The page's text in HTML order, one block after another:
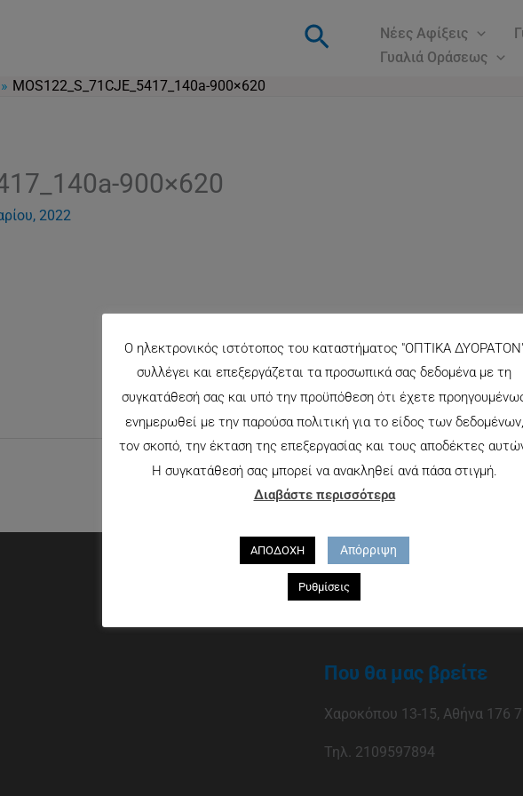
Αναζήτηση
Νέες Αφίξεις
Γυαλιά Οράσεως
MOS122_S_71CJE_5417_140a-900×620
900×620
2022
Που θα μας βρείτε
Χαροκόπου 13-15, Αθήνα 176
Τηλ. 2109597894
Ο ηλεκτρονικός ιστότοπος του καταστήματος "ΟΠΤΙΚΑ
συλλέγει και επεξεργάζεται τα προσωπικά σας δεδομένα με τη
συγκατάθεσή σας και υπό την προϋπόθεση ότι έχετε
ενημερωθεί με την παρούσα πολιτική για το είδος των δεδομένων,
τον σκοπό, την έκταση της επεξεργασίας και τους αποδέκτες
Η συγκατάθεσή σας μπορεί να ανακληθεί ανά πάσα στιγμή.
Διαβάστε περισσότερα
ΑΠΟΔΟΧΗ Απόρριψη
Ρυθμίσεις